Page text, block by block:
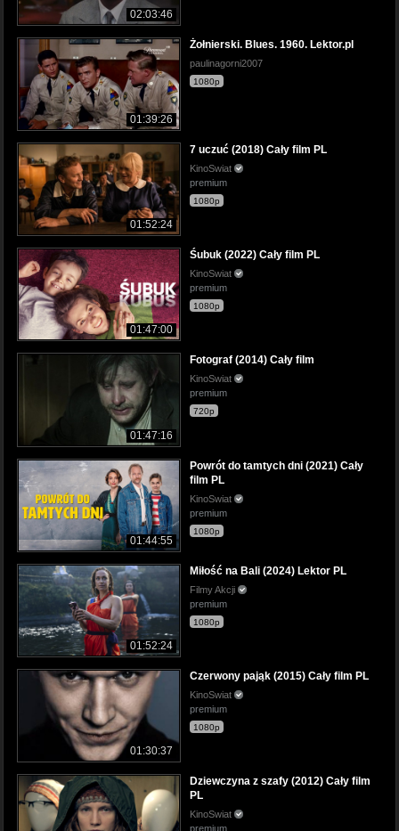
02:03:46
01:39:26
Żołnierski. Blues. 1960. Lektor.pl
paulinagorni2007
1080p
01:52:24
7 uczuć (2018) Cały film PL
KinoSwiat
premium
1080p
01:47:00
Śubuk (2022) Cały film PL
KinoSwiat
premium
1080p
01:47:16
Fotograf (2014) Cały film
KinoSwiat
premium
720p
01:44:55
Powrót do tamtych dni (2021) Cały
film PL
KinoSwiat
premium
1080p
01:52:24
Miłość na Bali (2024) Lektor PL
Filmy Akcji
premium
1080p
01:30:37
Czerwony pająk (2015) Cały film PL
KinoSwiat
premium
1080p
Dziewczyna z szafy (2012) Cały film
PL
KinoSwiat
premium